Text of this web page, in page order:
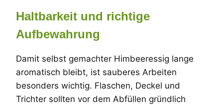
Haltbarkeit und richtige
Aufbewahrung
Damit selbst gemachter Himbeeressig lange
aromatisch bleibt, ist sauberes Arbeiten
besonders wichtig. Flaschen, Deckel und
Trichter sollten vor dem Abfüllen gründlich